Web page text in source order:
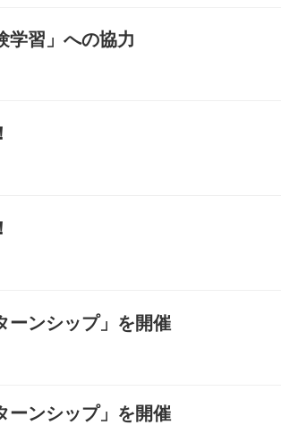
学習」への協力
ーンシップ」を開催
ーンシップ」を開催